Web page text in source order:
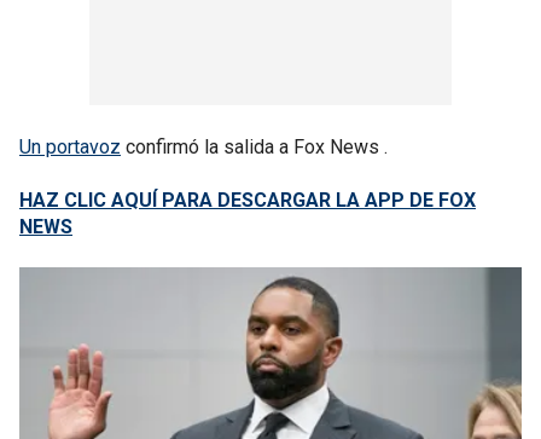
Un portavoz confirmó la salida a Fox News .
HAZ CLIC AQUÍ PARA DESCARGAR LA APP DE FOX
NEWS